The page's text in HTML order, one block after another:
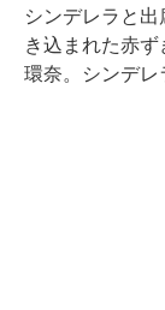
シンデレラと
き込まれた赤
環奈。シンデレ